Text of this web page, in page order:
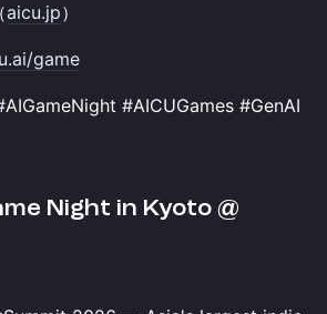
（aicu.jp）
game
#AICUGames #GenAI
Night in Kyoto @